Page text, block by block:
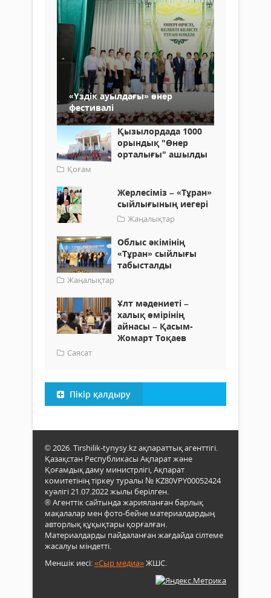
«Үздік ауылдағы» өнер
фестивалі
Қызылордада 1000
орындық "Өнер
орталығы" ашылды
Қоғам
Жерлесіміз – «Тұран»
сыйлығының иегері
Жаңалықтар
Облыс әкімінің
«Тұран» сыйлығы
табысталды
Жаңалықтар
Ұлт мәдениеті –
халық өмірінің
айнасы – Қасым-
Жомарт Тоқаев
Саясат
Пікір қалдыру
© 2026. Tirshilik-tynysy.kz ақпараттық агенттігі.
Қазақстан Республикасы Ақпарат және
Қоғамдық даму министрлігі, Ақпарат
комитетінің тіркеу туралы № KZ80VPY00052424
куәлігі 21.07.2022 жылы берілген.
® Агенттік сайтында жарияланған барлық
мақалалар мен фото-бейне материалдардың
авторлық құқықтары қорғалған.
Материалдарды пайдаланған жағдайда сілтеме
жасалуы міндетті.
Меншік иесі:«Сыр медиа»ЖШС.